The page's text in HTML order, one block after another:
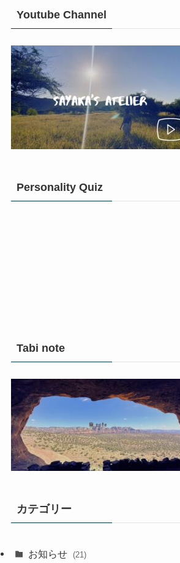
Youtube Channel
Personality Quiz
Tabi note
カテゴリー
お知らせ (21)